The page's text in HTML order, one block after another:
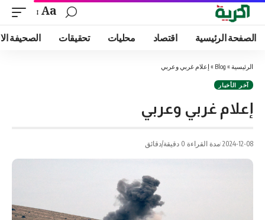
Aa
الصفحة الرئيسية اقتصاد محليات تحقيقات الصحيفة
الرئيسية »
Blog
» إعلام غربي وعربي
آخر الأخبار
إعلام غربي وعربي
2024-12-08 مدة القراءة 0 دقيقة/دقائق